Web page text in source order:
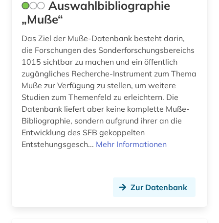
indigenes volk (1)
informationswissenschaft (1)
inhalt (1)
internationale verflechtung (1)
internetportal (1)
italia (1)
Auswahlbibliographie
„Muße“
Das Ziel der Muße-Datenbank besteht darin,
die Forschungen des Sonderforschungsbereichs
1015 sichtbar zu machen und ein öffentlich
zugängliches Recherche-Instrument zum Thema
Muße zur Verfügung zu stellen, um weitere
Studien zum Themenfeld zu erleichtern. Die
Datenbank liefert aber keine komplette Muße-
Bibliographie, sondern aufgrund ihrer an die
Entwicklung des SFB gekoppelten
Entstehungsgesch... Mehr Informationen
Zur Datenbank